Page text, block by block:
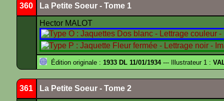
360 La Petite Soeur - Tome 1
Hector MALOT
Édition originale : 1933 DL 11/01/1934--- Illustrateur 1 :
361 La Petite Soeur - Tome 2